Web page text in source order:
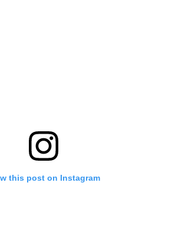
this post on Instagram